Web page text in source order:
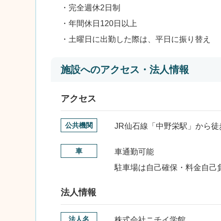
・完全週休2日制
・年間休日120日以上
・土曜日に出勤した際は、平日に振り替え
施設へのアクセス・法人情報
アクセス
公共機関 JR仙石線「中野栄駅」から徒
車
車通勤可能
駐車場は自己確保・料金自己
法人情報
法人名